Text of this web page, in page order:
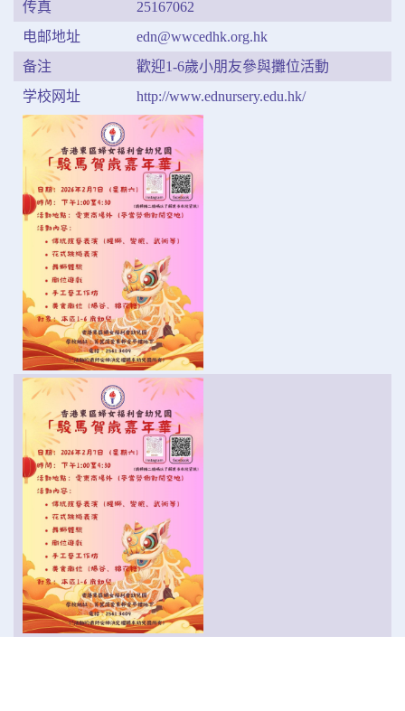
传真
25167062
电邮地址
edn@wwcedhk.org.hk
备注
歡迎1-6歲小朋友參與攤位活動
学校网址
http://www.ednursery.edu.hk/